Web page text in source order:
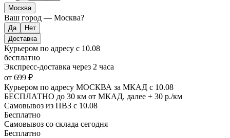
Москва
Ваш город — Москва?
Доставка
Курьером по адресу с 10.08
бесплатно
Экспресс-доставка через 2 часа
от 699 ₽
Курьером по адресу МОСКВА за МКАД с 10.08
БЕСПЛАТНО до 30 км от МКАД, далее + 30 р./км
Самовывоз из ПВЗ с 10.08
Бесплатно
Самовывоз со склада сегодня
Бесплатно